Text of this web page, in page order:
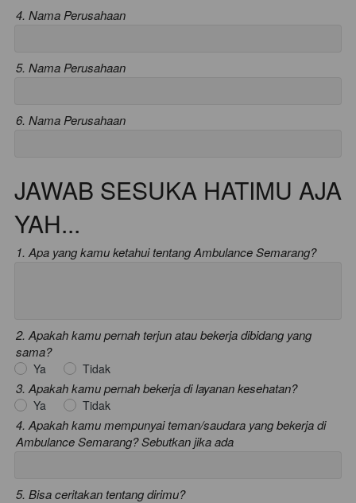
4. Nama Perusahaan
5. Nama Perusahaan
6. Nama Perusahaan
JAWAB SESUKA HATIMU AJA
YAH...
1. Apa yang kamu ketahui tentang Ambulance Semarang?
2. Apakah kamu pernah terjun atau bekerja dibidang yang
sama?
Ya Tidak
3. Apakah kamu pernah bekerja di layanan kesehatan?
Ya Tidak
4. Apakah kamu mempunyai teman/saudara yang bekerja di
Ambulance Semarang? Sebutkan jika ada
5. Bisa ceritakan tentang dirimu?